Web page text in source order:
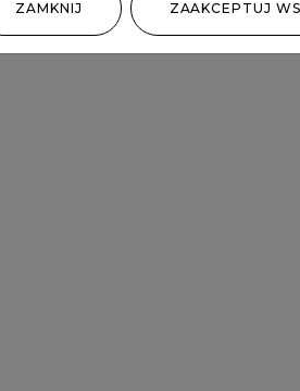
15,00
ZAMKNIJ ZAAKCEPTUJ